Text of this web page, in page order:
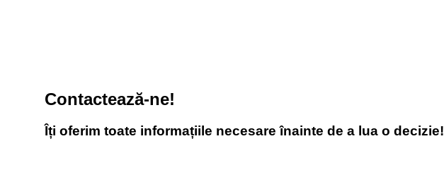
Contactează-ne!
Îți oferim toate informațiile necesare înainte de a lua o decizie!